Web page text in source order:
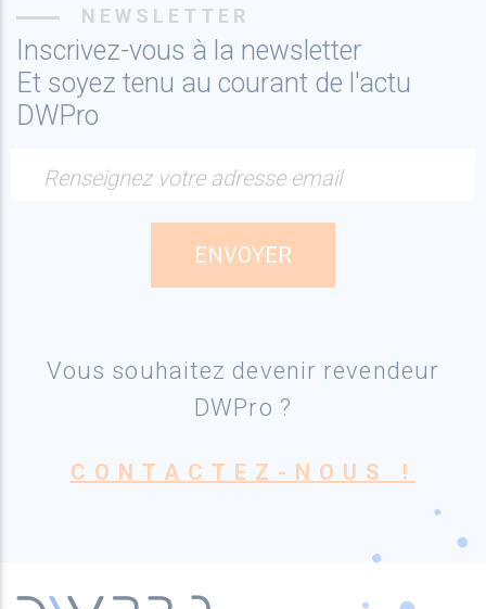
NEWSLETTER
Inscrivez-vous à la newsletter
Et soyez tenu au courant de l'actu
DWPro
Renseignez votre adresse email
Vous souhaitez devenir revendeur
DWPro ?
CONTACTEZ-NOUS !